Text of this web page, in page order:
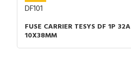
DF101
FUSE CARRIER TESYS DF 1P
10X38MM